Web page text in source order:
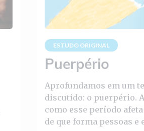
ESTUDO ORIGINAL
Puerpério
Aprofundamos em um
discutido: o puerpério.
como esse período
de que forma pessoas